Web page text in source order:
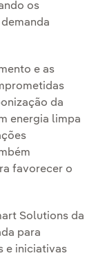
os
e as
da
energia limpa
favorecer o
Solutions da
para
e iniciativas